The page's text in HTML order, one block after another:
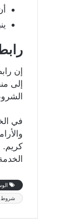
إن
إلى
في
كريم.
شروط